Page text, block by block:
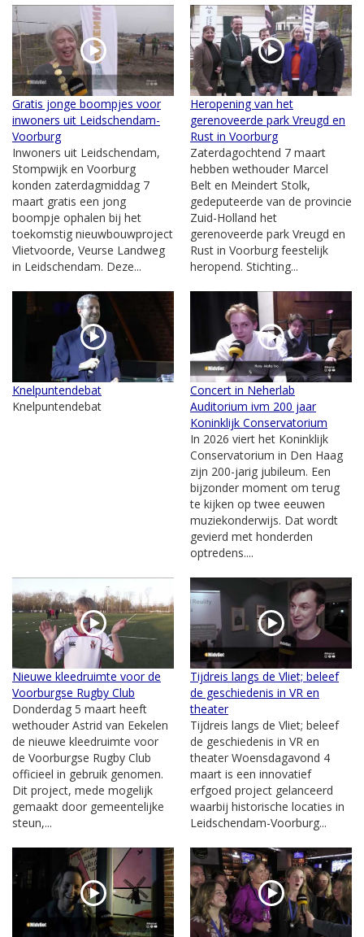
Gratis jonge boompjes voor
inwoners uit Leidschendam-
Voorburg
Inwoners uit Leidschendam,
Stompwijk en Voorburg
konden zaterdagmiddag 7
maart gratis een jong
boompje ophalen bij het
toekomstig nieuwbouwproject
Vlietvoorde, Veurse Landweg
in Leidschendam. Deze...
Heropening van het
gerenoveerde park Vreugd en
Rust in Voorburg
Zaterdagochtend 7 maart
hebben wethouder Marcel
Belt en Meindert Stolk,
gedeputeerde van de provincie
Zuid-Holland het
gerenoveerde park Vreugd en
Rust in Voorburg feestelijk
heropend. Stichting...
Knelpuntendebat
Knelpuntendebat
Concert in Neherlab
Auditorium ivm 200 jaar
Koninklijk Conservatorium
In 2026 viert het Koninklijk
Conservatorium in Den Haag
zijn 200-jarig jubileum. Een
bijzonder moment om terug
te kijken op twee eeuwen
muziekonderwijs. Dat wordt
gevierd met honderden
optredens....
Nieuwe kleedruimte voor de
Voorburgse Rugby Club
Donderdag 5 maart heeft
wethouder Astrid van Eekelen
de nieuwe kleedruimte voor
de Voorburgse Rugby Club
officieel in gebruik genomen.
Dit project, mede mogelijk
gemaakt door gemeentelijke
steun,...
Tijdreis langs de Vliet; beleef
de geschiedenis in VR en
theater
Tijdreis langs de Vliet; beleef
de geschiedenis in VR en
theater Woensdagavond 4
maart is een innovatief
erfgoed project gelanceerd
waarbij historische locaties in
Leidschendam-Voorburg...